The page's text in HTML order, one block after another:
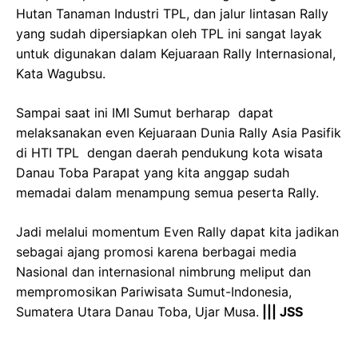
Hutan Tanaman Industri TPL, dan jalur lintasan Rally
yang sudah dipersiapkan oleh TPL ini sangat layak
untuk digunakan dalam Kejuaraan Rally Internasional,
Kata Wagubsu.
Sampai saat ini IMI Sumut berharap dapat
melaksanakan even Kejuaraan Dunia Rally Asia Pasifik
di HTI TPL dengan daerah pendukung kota wisata
Danau Toba Parapat yang kita anggap sudah
memadai dalam menampung semua peserta Rally.
Jadi melalui momentum Even Rally dapat kita jadikan
sebagai ajang promosi karena berbagai media
Nasional dan internasional nimbrung meliput dan
mempromosikan Pariwisata Sumut-Indonesia,
Sumatera Utara Danau Toba, Ujar Musa. ||| JSS